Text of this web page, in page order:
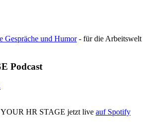
Gespräche und Humor- für die Arbeitswelt
Podcast
YOUR HR STAGE jetzt live auf Spotify